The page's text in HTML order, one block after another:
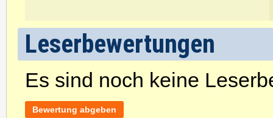
Leserbewertungen
Es sind noch keine
Bewertung abgeben